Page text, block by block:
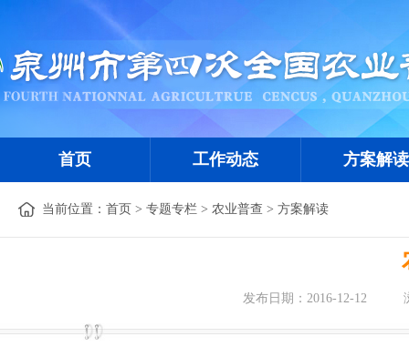
首页 工作动态 方案解读
当前位置： 首页 > 专题专栏 > 农业普查 > 方案解读
发布日期：2016-12-12